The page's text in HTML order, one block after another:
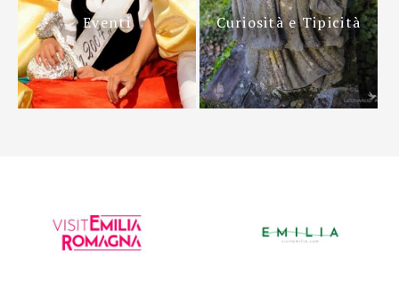
Eventi Curiosità e Tipicità